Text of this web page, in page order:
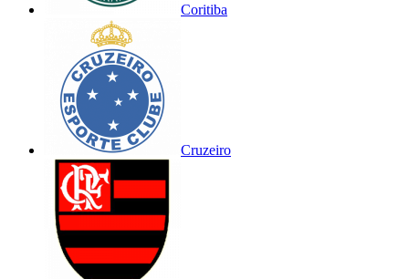
Coritiba
Cruzeiro